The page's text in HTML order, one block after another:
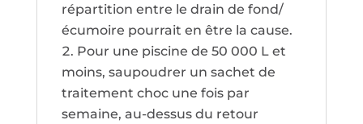
répartition entre le drain de fond/
écumoire pourrait en être la cause.
Pour une piscine de 50 000 L et
moins, saupoudrer un sachet de
traitement choc une fois par
semaine, au-dessus du retour